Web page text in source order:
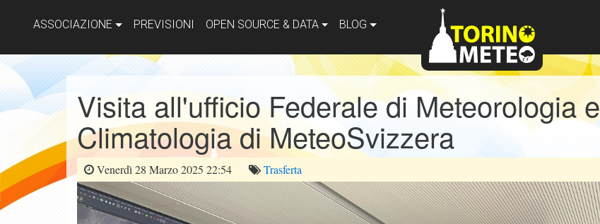
ASSOCIAZIONE PREVISIONI OPEN SOURCE & DATA BLOG
Visita all'ufficio Federale di Meteorologia e
Climatologia di MeteoSvizzera
Venerdì 28 Marzo 2025 22:54 Trasferta